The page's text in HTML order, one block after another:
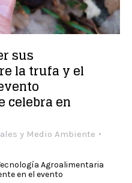
sus
la trufa y el
celebra en
y Medio Ambiente
Agroalimentaria
en el evento